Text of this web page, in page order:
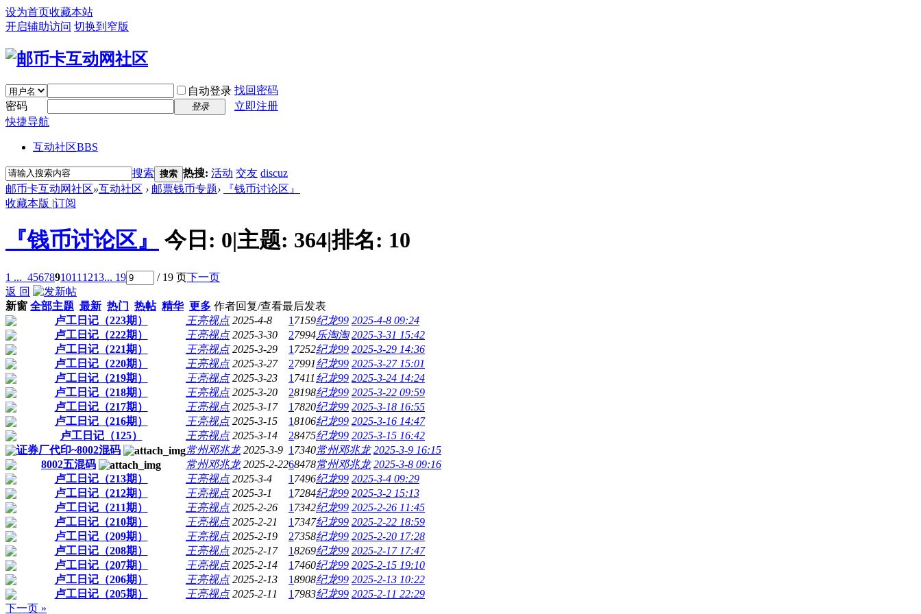
设为首页收藏本站
开启辅助访问 切换到窄版
自动登录 找回密码
密码
登录
立即注册
快捷导航
互动社区BBS
搜索 搜索 热搜: 活动 交友 discuz
邮币卡互动网社区»互动社区 › 邮票钱币专题›
『钱币讨论区』
收藏本版 |订阅
『钱币讨论区』 今日: 0|主题: 364|排名: 10
1 ... 4567891011 1213... 19 / 19 页下一页
返 回
新窗 全部主题 最新 热门 热帖 精华 更多 作者回复/查看最后发表
卢工日记（223期）
王亮视点 2025-4-8 1 7159纪龙99 2025-4-8 09:24
卢工日记（222期）
王亮视点 2025-3-30 27994乐淘淘 2025-3-31 15:42
卢工日记（221期）
王亮视点 2025-3-29 1 7252纪龙99 2025-3-29 14:36
卢工日记（220期）
王亮视点 2025-3-27 27991纪龙99 2025-3-27 15:01
卢工日记（219期）
王亮视点 2025-3-23 1 7411 纪龙99 2025-3-24 14:24
卢工日记（218期）
王亮视点 2025-3-20 28198纪龙99 2025-3-22 09:59
卢工日记（217期）
王亮视点 2025-3-17 1 7820纪龙99 2025-3-18 16:55
卢工日记（216期）
王亮视点 2025-3-15 18106纪龙99 2025-3-16 14:47
卢工日记（125）
王亮视点 2025-3-14 28475纪龙99 2025-3-15 16:42
证券厂代印~8002混码
常州邓兆龙 2025-3-9 1 7340常州邓兆龙 2025-3-9 16:15
8002五混码
常州邓兆龙 2025-2-2268478常州邓兆龙 2025-3-8 09:16
卢工日记（213期）
王亮视点 2025-3-4 1 7496纪龙99 2025-3-4 09:29
卢工日记（212期）
王亮视点 2025-3-1 1 7284纪龙99 2025-3-2 15:13
卢工日记（211期）
王亮视点 2025-2-26 1 7342纪龙99 2025-2-26 11:45
卢工日记（210期）
王亮视点 2025-2-21 1 7347纪龙99 2025-2-22 18:59
卢工日记（209期）
王亮视点 2025-2-19 27358纪龙99 2025-2-20 17:28
卢工日记（208期）
王亮视点 2025-2-17 18269纪龙99 2025-2-17 17:47
卢工日记（207期）
王亮视点 2025-2-14 1 7460纪龙99 2025-2-15 19:10
卢工日记（206期）
王亮视点 2025-2-13 18908纪龙99 2025-2-13 10:22
卢工日记（205期）
王亮视点 2025-2-11 1 7983纪龙99 2025-2-11 22:29
下一页 »